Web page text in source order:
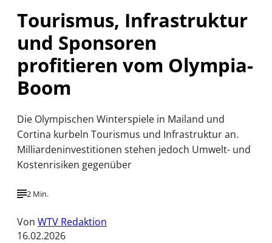
Tourismus, Infrastruktur
und Sponsoren
profitieren vom Olympia-
Boom
Die Olympischen Winterspiele in Mailand und
Cortina kurbeln Tourismus und Infrastruktur an.
Milliardeninvestitionen stehen jedoch Umwelt- und
Kostenrisiken gegenüber
2 Min.
Von WTV Redaktion
16.02.2026